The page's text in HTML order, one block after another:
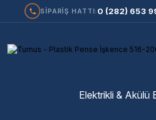
SİPARİŞ HATTI: 0 (282) 653
Elektrikli & Akülü